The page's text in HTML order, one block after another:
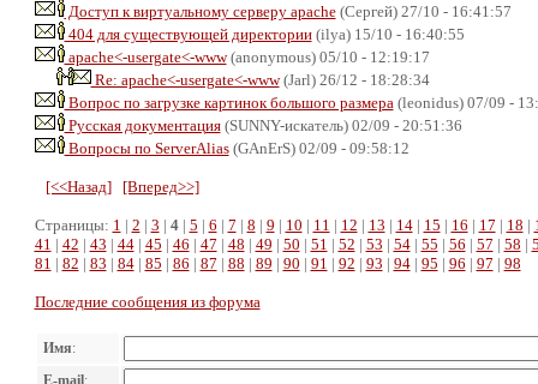
Доступ к виртуальному серверу apache(Сергей) 27/10 - 16:41:57
404 для существующей директории(ilya) 15/10 - 16:40:55
apache<-usergate<-www(anonymous) 05/10 - 12:19:17
Re: apache<-usergate<-www(Jarl) 26/12 - 18:28:34
Вопрос по загрузке картинок большого размера (leonidus) 07/09 -
Русская документация(SUNNY-искатель) 02/09 - 20:51:36
Вопросы по ServerAlias(GAnErS) 02/09 - 09:58:12
[<<Назад] [Вперед>>]
Страницы: 1 | 2 | 3 | 4| 5 | 6 | 7 | 8 | 9 | 10 | 11 | 12 | 13 | 14| 15 | 16 | 17 | 18 |
41 | 42 | 43 | 44| 45 | 46 | 47 | 48 | 49 | 50 | 51 | 52 | 53 | 54| 55 | 56 | 57 | 58 |
81 | 82 | 83 | 84| 85 | 86 | 87 | 88 | 89 | 90 | 91 | 92 | 93 | 94| 95 | 96 | 97 | 98
Последние сообщения из форума
Имя:
E-mail: